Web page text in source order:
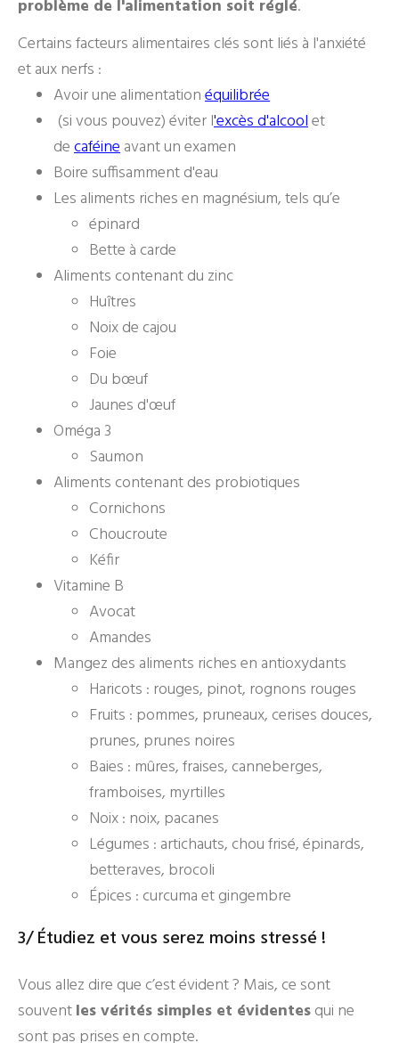
problème de l'alimentation soit réglé.
Certains facteurs alimentaires clés sont liés à l'anxiété
et aux nerfs :
Avoir une alimentationéquilibrée
(si vous pouvez) éviter l'excès d'alcoolet
decaféineavant un examen
Boire suffisamment d'eau
Les aliments riches en magnésium, tels qu’e
épinard
Bette à carde
Aliments contenant du zinc
Huîtres
Noix de cajou
Foie
Du bœuf
Jaunes d'œuf
Oméga 3
Saumon
Aliments contenant des probiotiques
Cornichons
Choucroute
Kéfir
Vitamine B
Avocat
Amandes
Mangez des aliments riches en antioxydants
Haricots : rouges, pinot, rognons rouges
Fruits : pommes, pruneaux, cerises douces,
prunes, prunes noires
Baies : mûres, fraises, canneberges,
framboises, myrtilles
Noix : noix, pacanes
Légumes : artichauts, chou frisé, épinards,
betteraves, brocoli
Épices : curcuma et gingembre
3/ Étudiez et vous serez moins stressé !
Vous allez dire que c’est évident ? Mais, ce sont
souventles vérités simples et évidentesqui ne
sont pas prises en compte.